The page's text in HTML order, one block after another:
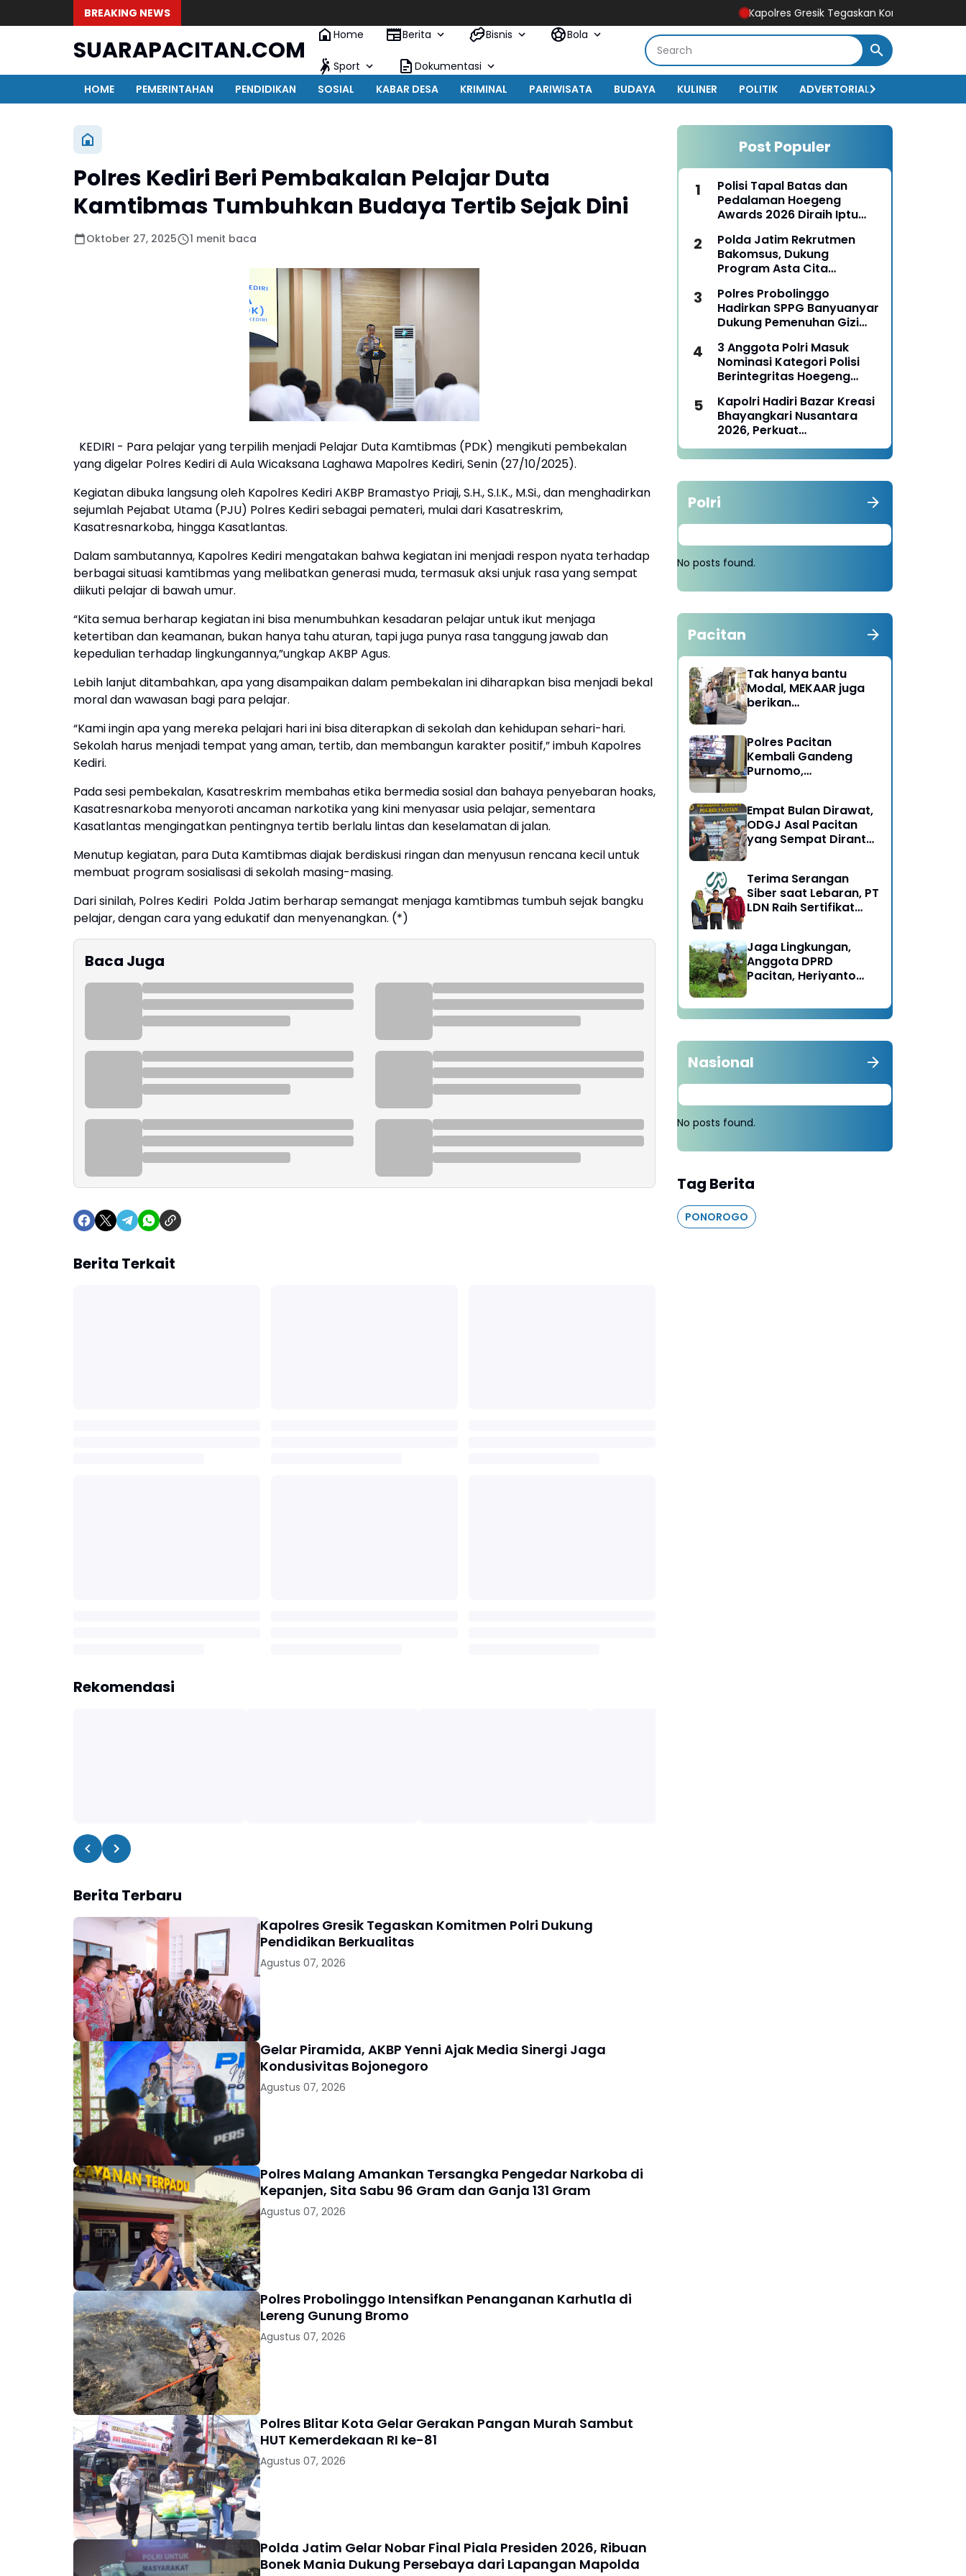
BREAKING NEWS Kapolres Gresik Tegaskan Komitmen Polri Dukung
SUARAPACITAN.COM
Home Berita Bisnis Bola
Sport
Dokumentasi
HOME
PEMERINTAHAN PENDIDIKAN SOSIAL KABAR DESA KRIMINAL PARIWISATA BUDAYA KULINER POLITIK ADVERTORIAL
Polres Kediri Beri Pembakalan Pelajar Duta
Kamtibmas Tumbuhkan Budaya Tertib Sejak Dini
Oktober 27, 2025 1 menit baca
KEDIRI - Para pelajar yang terpilih menjadi Pelajar Duta Kamtibmas (PDK) mengikuti pembekalan
yang digelar Polres Kediri di Aula Wicaksana Laghawa Mapolres Kediri, Senin (27/10/2025).
Kegiatan dibuka langsung oleh Kapolres Kediri AKBP Bramastyo Priaji, S.H., S.I.K., M.Si., dan menghadirkan
sejumlah Pejabat Utama (PJU) Polres Kediri sebagai pemateri, mulai dari Kasatreskrim,
Kasatresnarkoba, hingga Kasatlantas.
Dalam sambutannya, Kapolres Kediri mengatakan bahwa kegiatan ini menjadi respon nyata terhadap
berbagai situasi kamtibmas yang melibatkan generasi muda, termasuk aksi unjuk rasa yang sempat
diikuti pelajar di bawah umur.
“Kita semua berharap kegiatan ini bisa menumbuhkan kesadaran pelajar untuk ikut menjaga
ketertiban dan keamanan, bukan hanya tahu aturan, tapi juga punya rasa tanggung jawab dan
kepedulian terhadap lingkungannya,”ungkap AKBP Agus.
Lebih lanjut ditambahkan, apa yang disampaikan dalam pembekalan ini diharapkan bisa menjadi bekal
moral dan wawasan bagi para pelajar.
“Kami ingin apa yang mereka pelajari hari ini bisa diterapkan di sekolah dan kehidupan sehari-hari.
Sekolah harus menjadi tempat yang aman, tertib, dan membangun karakter positif,” imbuh Kapolres
Kediri.
Pada sesi pembekalan, Kasatreskrim membahas etika bermedia sosial dan bahaya penyebaran hoaks,
Kasatresnarkoba menyoroti ancaman narkotika yang kini menyasar usia pelajar, sementara
Kasatlantas mengingatkan pentingnya tertib berlalu lintas dan keselamatan di jalan.
Menutup kegiatan, para Duta Kamtibmas diajak berdiskusi ringan dan menyusun rencana kecil untuk
membuat program sosialisasi di sekolah masing-masing.
Dari sinilah, Polres Kediri Polda Jatim berharap semangat menjaga kamtibmas tumbuh sejak bangku
pelajar, dengan cara yang edukatif dan menyenangkan. (*)
Baca Juga
Berita Terkait
Rekomendasi
Berita Terbaru
Kapolres Gresik Tegaskan Komitmen Polri Dukung
Pendidikan Berkualitas
Agustus 07, 2026
Gelar Piramida, AKBP Yenni Ajak Media Sinergi Jaga
Kondusivitas Bojonegoro
Agustus 07, 2026
Polres Malang Amankan Tersangka Pengedar Narkoba di
Kepanjen, Sita Sabu 96 Gram dan Ganja 131 Gram
Agustus 07, 2026
Polres Probolinggo Intensifkan Penanganan Karhutla di
Lereng Gunung Bromo
Agustus 07, 2026
Polres Blitar Kota Gelar Gerakan Pangan Murah Sambut
HUT Kemerdekaan RI ke-81
Agustus 07, 2026
Polda Jatim Gelar Nobar Final Piala Presiden 2026, Ribuan
Bonek Mania Dukung Persebaya dari Lapangan Mapolda
Post Populer
Polisi Tapal Batas dan
Pedalaman Hoegeng
Awards 2026 Diraih Iptu
Pengabdian Humanis di
Nduga
Polda Jatim Rekrutmen
Bakomsus, Dukung
Program Asta Cita
Polres Probolinggo
Hadirkan SPPG Banyuanyar
Dukung Pemenuhan Gizi
3 Anggota Polri Masuk
Nominasi Kategori Polisi
Berintegritas Hoegeng
Kapolri Hadiri Bazar Kreasi
Bhayangkari Nusantara
2026, Perkuat
Pemberdayaan UMKM dan
Budaya Lokal
Polri
No posts found.
Pacitan
Tak hanya bantu
Modal, MEKAAR juga
berikan
Dapur Tetap Ngebul
Polres Pacitan
Kembali Gandeng
Purnomo,
Rehabilitasi
Empat Bulan Dirawat,
ODGJ Asal Pacitan
yang Sempat Dirantai
Terima Serangan
Siber saat Lebaran, PT
LDN Raih Sertifikat
Karesidenan Madiun
Raya
Jaga Lingkungan,
Anggota DPRD
Pacitan, Heriyanto
Tebang 100 Pohon
diganti Tanam 1000
Nasional
No posts found.
Tag Berita
PONOROGO